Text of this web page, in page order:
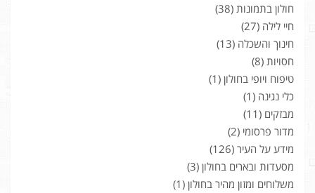
חולון בתמונות (38)
חיי לילה (27)
חינוך והשכלה (13)
חסויות (8)
טיפוח ויופי בחולון (1)
כלי נגינה (1)
מבזקים (11)
מדור פרסומי (2)
מידע על העיר (126)
מסעדות ובארים בחולון (3)
משלוחים ומזון מהיר בחולון (1)